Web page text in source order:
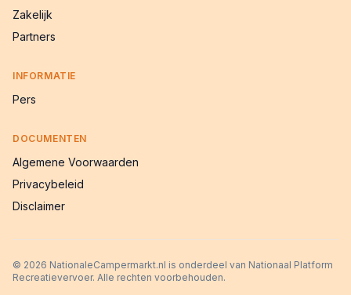
Zakelijk
Partners
INFORMATIE
Pers
DOCUMENTEN
Algemene Voorwaarden
Privacybeleid
Disclaimer
© 2026 NationaleCampermarkt.nl is onderdeel van Nationaal Platform
Recreatievervoer. Alle rechten voorbehouden.